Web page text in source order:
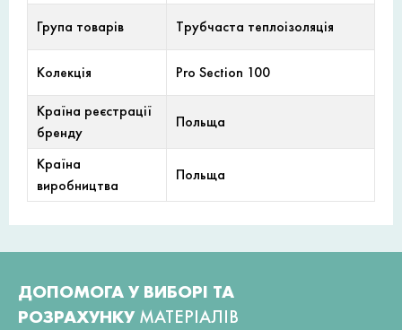
Група товарів Трубчаста теплоізоляція
Колекція Pro Section 100
Країна реєстрації
бренду
Польща
Країна
виробництва
Польща
ДОПОМОГА У ВИБОРІ ТА
РОЗРАХУНКУ МАТЕРІАЛІВ